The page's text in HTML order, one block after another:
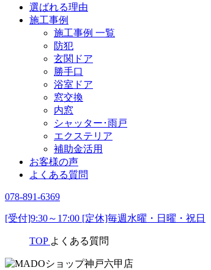
選ばれる理由
施工事例
施工事例 一覧
防犯
玄関ドア
勝手口
浴室ドア
窓交換
内窓
シャッター･雨戸
エクステリア
補助金活用
お客様の声
よくある質問
078-891-6369
[受付]9:30～17:00 [定休]毎週水曜・日曜・祝日
TOP よくある質問